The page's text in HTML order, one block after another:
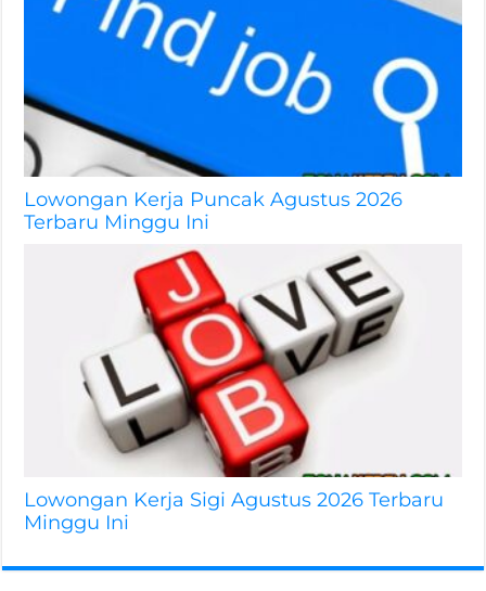
Lowongan Kerja Puncak Agustus 2026
Terbaru Minggu Ini
Lowongan Kerja Sigi Agustus 2026 Terbaru
Minggu Ini